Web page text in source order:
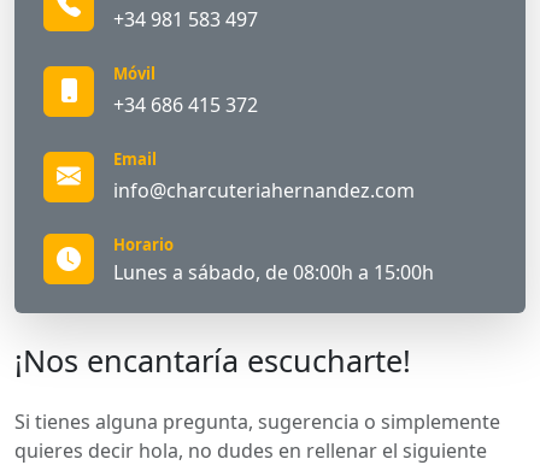
+34 981 583 497
Móvil
+34 686 415 372
Email
info@charcuteriahernandez.com
Horario
Lunes a sábado, de 08:00h a 15:00h
¡Nos encantaría escucharte!
Si tienes alguna pregunta, sugerencia o simplemente
quieres decir hola, no dudes en rellenar el siguiente